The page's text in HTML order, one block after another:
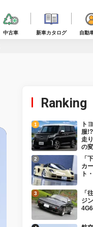
中古車 新車カタログ 自動
Ranking
ト
服
走
の
「
カ
ト
「
ジ